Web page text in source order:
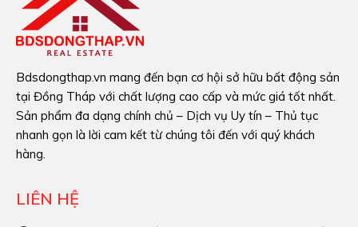
Bdsdongthap.vn mang đến bạn cơ hội sở hữu bất động sản
tại Đồng Tháp với chất lượng cao cấp và mức giá tốt nhất.
Sản phẩm đa dạng chính chủ – Dịch vụ Uy tín – Thủ tục
nhanh gọn là lời cam kết từ chúng tôi đến với quý khách
hàng.
LIÊN HỆ